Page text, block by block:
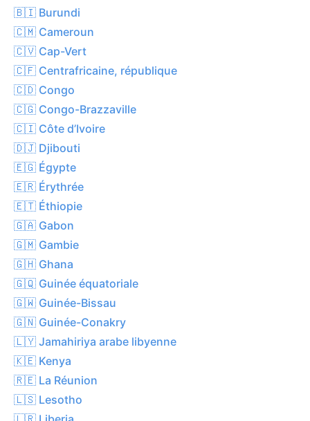
🇧🇮 Burundi
🇨🇲 Cameroun
🇨🇻 Cap-Vert
🇨🇫 Centrafricaine, république
🇨🇩 Congo
🇨🇬 Congo-Brazzaville
🇨🇮 Côte d’Ivoire
🇩🇯 Djibouti
🇪🇬 Égypte
🇪🇷 Érythrée
🇪🇹 Éthiopie
🇬🇦 Gabon
🇬🇲 Gambie
🇬🇭 Ghana
🇬🇶 Guinée équatoriale
🇬🇼 Guinée-Bissau
🇬🇳 Guinée-Conakry
🇱🇾 Jamahiriya arabe libyenne
🇰🇪 Kenya
🇷🇪 La Réunion
🇱🇸 Lesotho